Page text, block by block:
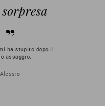
ha stupito dopo il
assaggio.
Alessio